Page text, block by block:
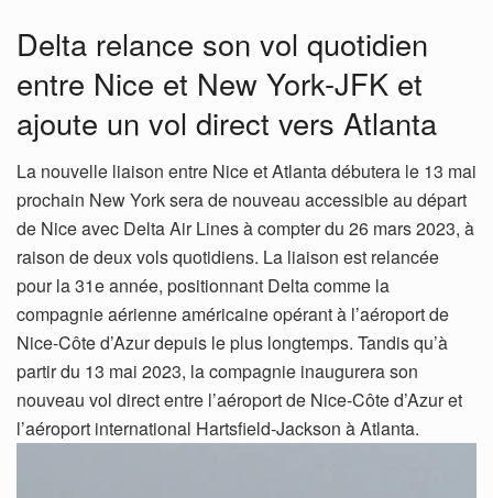
Delta relance son vol quotidien
entre Nice et New York-JFK et
ajoute un vol direct vers Atlanta
La nouvelle liaison entre Nice et Atlanta débutera le 13 mai
prochain New York sera de nouveau accessible au départ
de Nice avec Delta Air Lines à compter du 26 mars 2023, à
raison de deux vols quotidiens. La liaison est relancée
pour la 31e année, positionnant Delta comme la
compagnie aérienne américaine opérant à l’aéroport de
Nice-Côte d’Azur depuis le plus longtemps. Tandis qu’à
partir du 13 mai 2023, la compagnie inaugurera son
nouveau vol direct entre l’aéroport de Nice-Côte d’Azur et
l’aéroport international Hartsfield-Jackson à Atlanta.